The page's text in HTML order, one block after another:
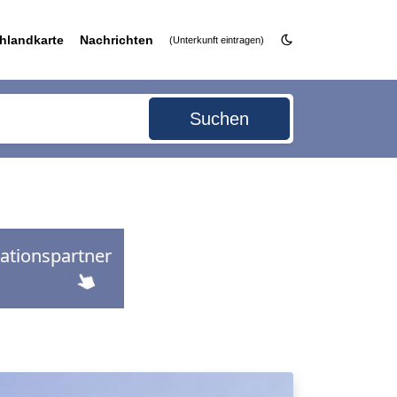
Nachrichten (Unterkunft eintragen)
Suchen